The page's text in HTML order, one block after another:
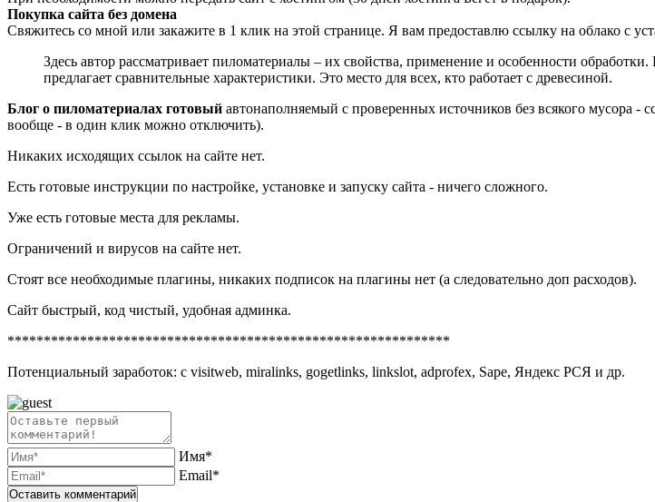
Покупка сайта без домена
Свяжитесь со мной или закажите в 1 клик на этой странице. Я вам предоставлю ссылку на облако с
Здесь автор рассматривает пиломатериалы – их свойства, применение и особенности
предлагает сравнительные характеристики. Это место для всех, кто работает с древесиной.
Блог о пиломатериалах готовый автонаполняемый с проверенных источников без всякого мусора -
вообще - в один клик можно отключить).
Никаких исходящих ссылок на сайте нет.
Есть готовые инструкции по настройке, установке и запуску сайта - ничего сложного.
Уже есть готовые места для рекламы.
Ограничений и вирусов на сайте нет.
Стоят все необходимые плагины, никаких подписок на плагины нет (а следовательно доп расходов).
Сайт быстрый, код чистый, удобная админка.
*************************************************************
Потенциальный заработок: с visitweb, miralinks, gogetlinks, linkslot, adprofex, Sape, Яндекс РСЯ и др.
Имя*
Email*